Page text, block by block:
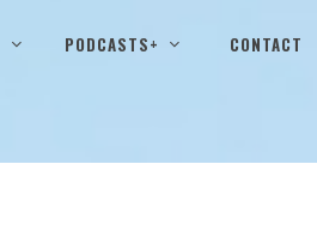
PODCASTS+ CONTACT